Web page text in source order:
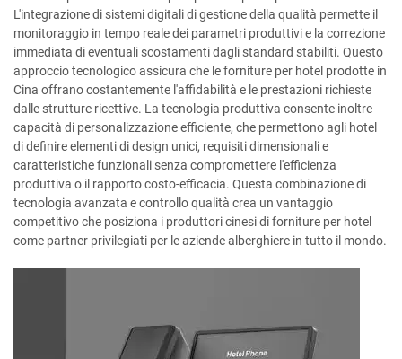
L'integrazione di sistemi digitali di gestione della qualità permette il
monitoraggio in tempo reale dei parametri produttivi e la correzione
immediata di eventuali scostamenti dagli standard stabiliti. Questo
approccio tecnologico assicura che le forniture per hotel prodotte in
Cina offrano costantemente l'affidabilità e le prestazioni richieste
dalle strutture ricettive. La tecnologia produttiva consente inoltre
capacità di personalizzazione efficiente, che permettono agli hotel
di definire elementi di design unici, requisiti dimensionali e
caratteristiche funzionali senza compromettere l'efficienza
produttiva o il rapporto costo-efficacia. Questa combinazione di
tecnologia avanzata e controllo qualità crea un vantaggio
competitivo che posiziona i produttori cinesi di forniture per hotel
come partner privilegiati per le aziende alberghiere in tutto il mondo.